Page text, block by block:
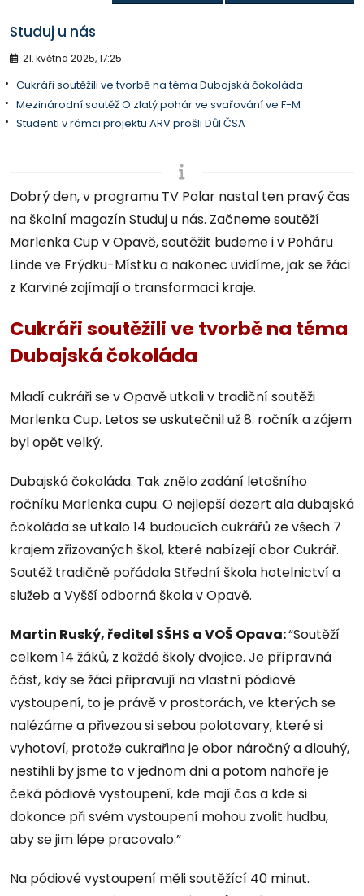
Studuj u nás
21. května 2025, 17:25
Cukráři soutěžili ve tvorbě na téma Dubajská čokoláda
Mezinárodní soutěž O zlatý pohár ve svařování ve F-M
Studenti v rámci projektu ARV prošli Důl ČSA
Dobrý den, v programu TV Polar nastal ten pravý čas
na školní magazín Studuj u nás. Začneme soutěží
Marlenka Cup v Opavě, soutěžit budeme i v Poháru
Linde ve Frýdku-Místku a nakonec uvidíme, jak se žáci
z Karviné zajímají o transformaci kraje.
Cukráři soutěžili ve tvorbě na téma
Dubajská čokoláda
Mladí cukráři se v Opavě utkali v tradiční soutěži
Marlenka Cup. Letos se uskutečnil už 8. ročník a zájem
byl opět velký.
Dubajská čokoláda. Tak znělo zadání letošního
ročníku Marlenka cupu. O nejlepší dezert ala dubajská
čokoláda se utkalo 14 budoucích cukrářů ze všech 7
krajem zřizovaných škol, které nabízejí obor Cukrář.
Soutěž tradičně pořádala Střední škola hotelnictví a
služeb a Vyšší odborná škola v Opavě.
Martin Ruský, ředitel SŠHS a VOŠ Opava:“Soutěží
celkem 14 žáků, z každé školy dvojice. Je přípravná
část, kdy se žáci připravují na vlastní pódiové
vystoupení, to je právě v prostorách, ve kterých se
nalézáme a přivezou si sebou polotovary, které si
vyhotoví, protože cukrařina je obor náročný a dlouhý,
nestihli by jsme to v jednom dni a potom nahoře je
čeká pódiové vystoupení, kde mají čas a kde si
dokonce při svém vystoupení mohou zvolit hudbu,
aby se jim lépe pracovalo.”
Na pódiové vystoupení měli soutěžící 40 minut.